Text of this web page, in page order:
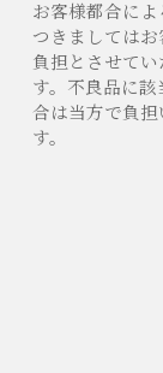
お客様都合によ
つきましてはお
負担とさせてい
す。不良品に該
合は当方で負担
す。